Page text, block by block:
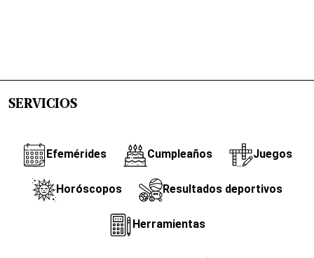
SERVICIOS
Efemérides Cumpleaños Juegos
Horóscopos Resultados deportivos
Herramientas